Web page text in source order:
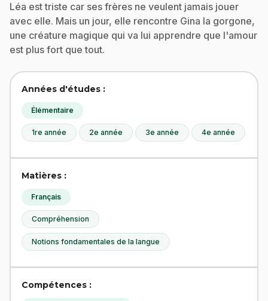
Léa est triste car ses frères ne veulent jamais jouer
avec elle. Mais un jour, elle rencontre Gina la gorgone,
une créature magique qui va lui apprendre que l'amour
est plus fort que tout.
Années d'études :
Élémentaire
1re année 2e année 3e année 4e année
Matières :
Français
Compréhension
Notions fondamentales de la langue
Compétences :